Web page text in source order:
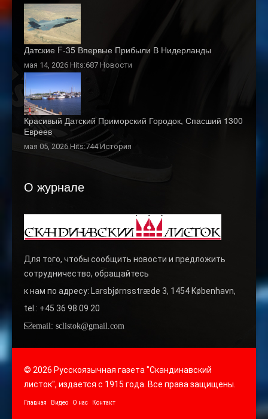
Датские F-35 Впервые Прибыли В Нидерланды
мая 14, 2026 Hits:687 Новости
Красивый Датский Приморский Городок, Спасший 1300
Евреев
мая 05, 2026 Hits:744 История
О журнале
Для того, чтобы сообщить новости и предложить
сотрудничество, обращайтесь
к нам по адресу: Larsbjørnsstræde 3, 1454 København,
tel.: +45 36 98 09 20
email: sclistok@gmail.com
© 2026 Русскоязычная газета "Скандинавский
листок", издается с 1915 года. Все права защищены.
Главная Видео О нас Контакт